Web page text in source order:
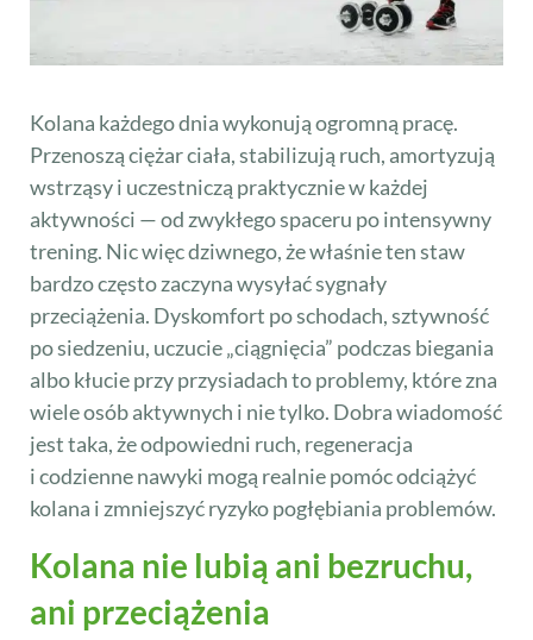
Kolana każdego dnia wykonują ogromną pracę.
Przenoszą ciężar ciała, stabilizują ruch, amortyzują
wstrząsy i uczestniczą praktycznie w każdej
aktywności — od zwykłego spaceru po intensywny
trening. Nic więc dziwnego, że właśnie ten staw
bardzo często zaczyna wysyłać sygnały
przeciążenia. Dyskomfort po schodach, sztywność
po siedzeniu, uczucie „ciągnięcia” podczas biegania
albo kłucie przy przysiadach to problemy, które zna
wiele osób aktywnych i nie tylko. Dobra wiadomość
jest taka, że odpowiedni ruch, regeneracja
i codzienne nawyki mogą realnie pomóc odciążyć
kolana i zmniejszyć ryzyko pogłębiania problemów.
Kolana nie lubią ani bezruchu,
ani przeciążenia